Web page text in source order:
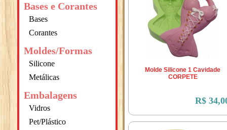
Bases e Corantes
Bases
Corantes
Moldes/Formas
Silicone
Metálicas
Embalagens
Vidros
Pet/Plástico
Molde Silicone 1 Cavidade
CORPETE
R$